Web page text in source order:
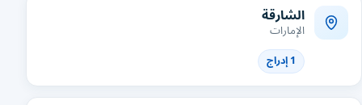
الشارقة
الإمارات
1 إدراج